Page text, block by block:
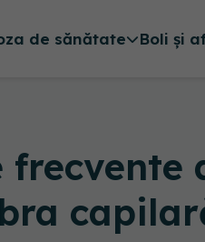
de sănătate Boli și